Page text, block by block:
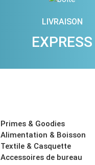
LIVRAISON
EXPRESS
Primes & Goodies
Alimentation & Boisson
Textile & Casquette
Accessoires de bureau